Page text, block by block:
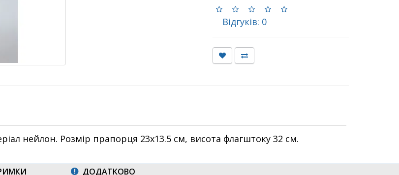
Відгуків: 0
нейлон. Розмір прапорця 23х13.5 см, висота флагштоку 32 см.
ДОДАТКОВО